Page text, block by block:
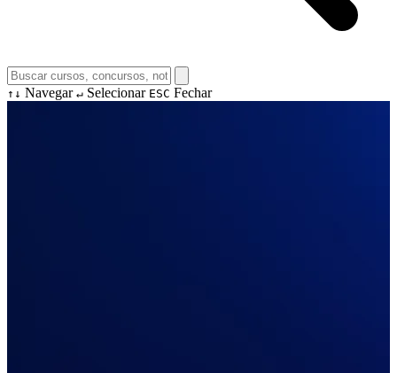
↑↓ Navegar ↵ Selecionar ESC Fechar